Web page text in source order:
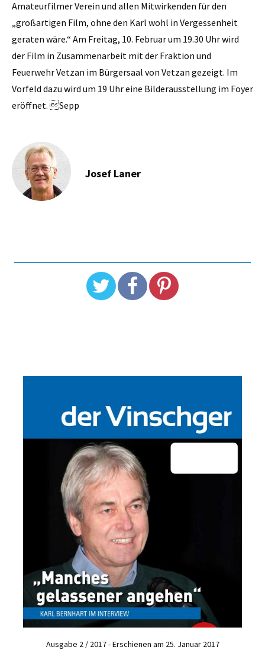
Amateurfilmer Verein und allen Mitwirkenden für den
„großartigen Film, ohne den Karl wohl in Vergessenheit
geraten wäre.“ Am Freitag, 10. Februar um 19.30 Uhr wird
der Film in Zusammenarbeit mit der Fraktion und
Feuerwehr Vetzan im Bürgersaal von Vetzan gezeigt. Im
Vorfeld dazu wird um 19 Uhr eine Bilderausstellung im Foyer
eröffnet. Sepp
Josef Laner
Ausgabe 2 / 2017 - Erschienen am 25. Januar 2017